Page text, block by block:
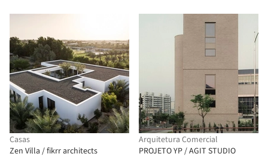
Casas
Zen Villa / fikrr architects
Arquitetura Comercial
PROJETO YP / AGIT STUDIO